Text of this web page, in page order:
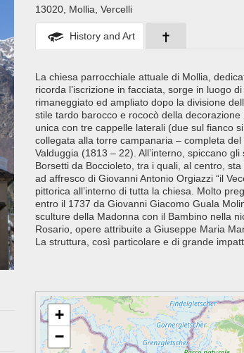
13020, Mollia, Vercelli
History and Art
La chiesa parrocchiale attuale di Mollia,
ricorda l’iscrizione in facciata, sorge in luogo
rimaneggiato ed ampliato dopo la divisione
stile tardo barocco e rococò della
unica con tre cappelle laterali (due sul fianco
collegata alla torre campanaria – completa
Valduggia (1813 – 22). All’interno, spiccano
Borsetti da Boccioleto, tra i quali, al centro,
ad affresco di Giovanni Antonio Orgiazzi “il
pittorica all’interno di tutta la chiesa. Molto
entro il 1737 da Giovanni Giacomo Guala
sculture della Madonna con il Bambino nella
Rosario, opere attribuite a Giuseppe Maria
La struttura, così particolare e di grande
+
−